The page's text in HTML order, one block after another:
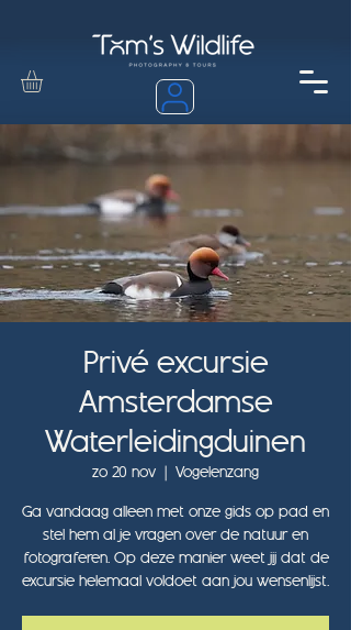
Privé excursie
Amsterdamse
Waterleidingduinen
zo 20 nov
  |
Vogelenzang
Ga vandaag alleen met onze gids op pad en
stel hem al je vragen over de natuur en
fotograferen. Op deze manier weet jij dat de
excursie helemaal voldoet aan jou wensenlijst.